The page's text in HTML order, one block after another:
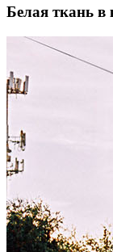
Белая ткань в